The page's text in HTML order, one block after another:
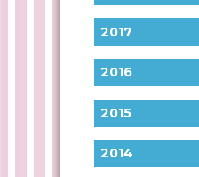
2017
2016
2015
2014